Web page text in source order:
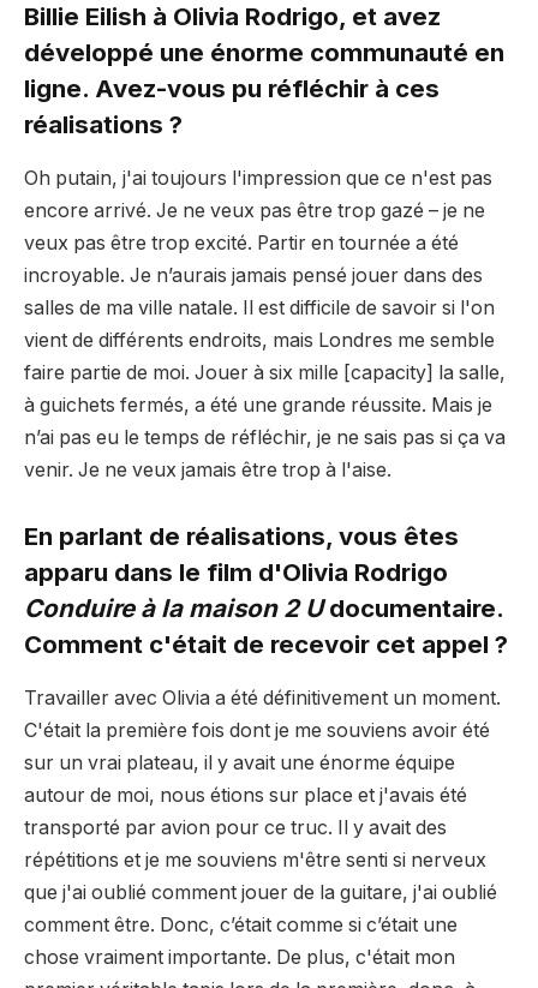
Billie Eilish à Olivia Rodrigo, et avez
développé une énorme communauté en
ligne. Avez-vous pu réfléchir à ces
réalisations ?
Oh putain, j'ai toujours l'impression que ce n'est pas
encore arrivé. Je ne veux pas être trop gazé – je ne
veux pas être trop excité. Partir en tournée a été
incroyable. Je n’aurais jamais pensé jouer dans des
salles de ma ville natale. Il est difficile de savoir si l'on
vient de différents endroits, mais Londres me semble
faire partie de moi. Jouer à six mille [capacity] la salle,
à guichets fermés, a été une grande réussite. Mais je
n’ai pas eu le temps de réfléchir, je ne sais pas si ça va
venir. Je ne veux jamais être trop à l'aise.
En parlant de réalisations, vous êtes
apparu dans le film d'Olivia Rodrigo
Conduire à la maison 2 Udocumentaire.
Comment c'était de recevoir cet appel ?
Travailler avec Olivia a été définitivement un moment.
C'était la première fois dont je me souviens avoir été
sur un vrai plateau, il y avait une énorme équipe
autour de moi, nous étions sur place et j'avais été
transporté par avion pour ce truc. Il y avait des
répétitions et je me souviens m'être senti si nerveux
que j'ai oublié comment jouer de la guitare, j'ai oublié
comment être. Donc, c’était comme si c’était une
chose vraiment importante. De plus, c'était mon